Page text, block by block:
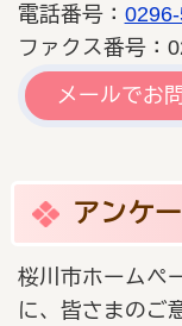
電話番号：
ファクス番号：
メールでお
アンケ
桜川市ホームペ
に、皆さまのご